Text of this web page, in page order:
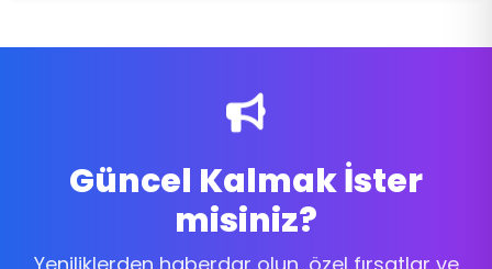
Güncel Kalmak İster
misiniz?